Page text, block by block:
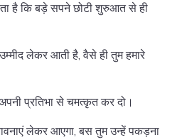
है कि बड़े सपने छोटी शुरुआत से ही
लेकर आती है, वैसे ही तुम हमारे
प्रतिभा से चमत्कृत कर दो।
लेकर आएगा, बस तुम उन्हें पकड़ना